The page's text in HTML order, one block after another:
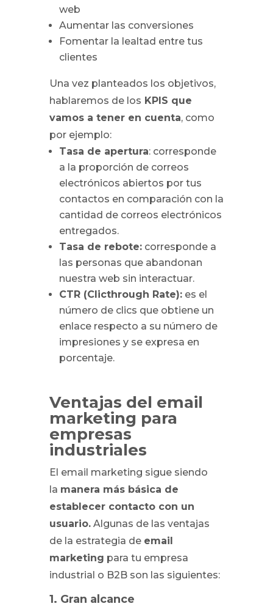
web
Aumentar las conversiones
Fomentar la lealtad entre tus
clientes
Una vez planteados los objetivos,
hablaremos de los KPIS que
vamos a tener en cuenta, como
por ejemplo:
Tasa de apertura: corresponde
a la proporción de correos
electrónicos abiertos por tus
contactos en comparación con la
cantidad de correos electrónicos
entregados.
Tasa de rebote:corresponde a
las personas que abandonan
nuestra web sin interactuar.
CTR (Clicthrough Rate):es el
número de clics que obtiene un
enlace respecto a su número de
impresiones y se expresa en
porcentaje.
Ventajas del email
marketing para
empresas
industriales
El email marketing sigue siendo
la manera más básica de
establecer contacto con un
usuario.Algunas de las ventajas
de la estrategia de email
marketing para tu empresa
industrial o B2B son las siguientes:
1. Gran alcance